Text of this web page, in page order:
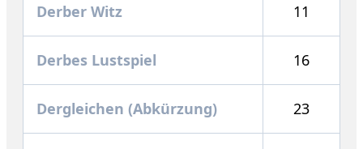
Derber Witz 11
Derbes Lustspiel 16
Dergleichen (Abkürzung) 23